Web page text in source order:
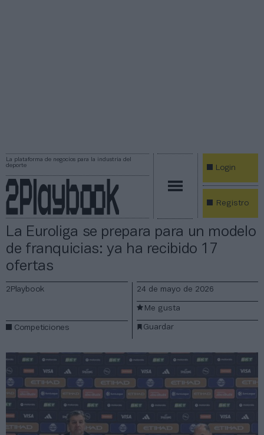
La plataforma de negocios para la industria del
deporte
Login
Registro
La Euroliga se prepara para un modelo
de franquicias: ya ha recibido 17
ofertas
2Playbook
Competiciones
24 de mayo de 2026
Guardar
Me gusta